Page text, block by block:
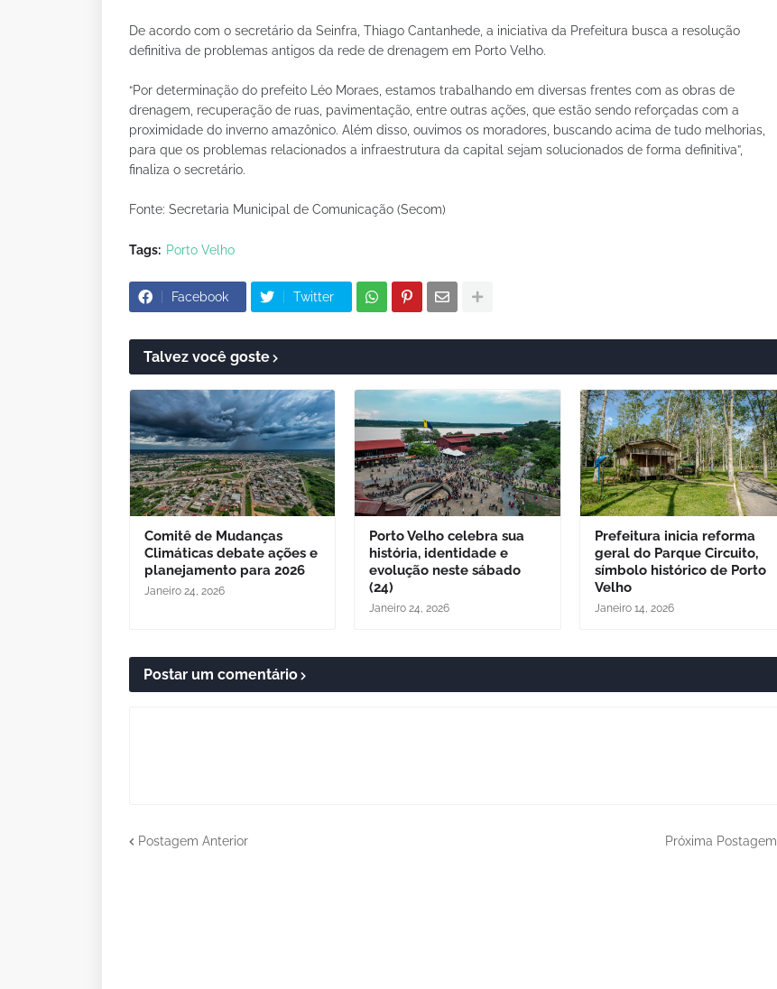
De acordo com o secretário da Seinfra, Thiago Cantanhede, a iniciativa da Prefeitura busca a resolução
definitiva de problemas antigos da rede de drenagem em Porto Velho.
“Por determinação do prefeito Léo Moraes, estamos trabalhando em diversas frentes com as obras de
drenagem, recuperação de ruas, pavimentação, entre outras ações, que estão sendo reforçadas com a
proximidade do inverno amazônico. Além disso, ouvimos os moradores, buscando acima de tudo melhorias,
para que os problemas relacionados a infraestrutura da capital sejam solucionados de forma definitiva”,
finaliza o secretário.
Fonte: Secretaria Municipal de Comunicação (Secom)
Tags: Porto Velho
Facebook Twitter
Talvez você goste
Comitê de Mudanças
Climáticas debate ações e
planejamento para 2026
Janeiro 24, 2026
Porto Velho celebra sua
história, identidade e
evolução neste sábado
(24)
Janeiro 24, 2026
Prefeitura inicia reforma
geral do Parque Circuito,
símbolo histórico de Porto
Velho
Janeiro 14, 2026
Postar um comentário
Postagem Anterior Próxima Postagem